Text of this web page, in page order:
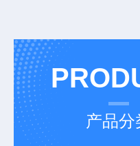
产品分